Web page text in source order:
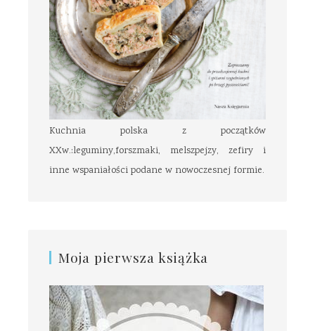
Kuchnia polska z początków
XXw.:leguminy,forszmaki, melszpejzy, zefiry i
inne wspaniałości podane w nowoczesnej formie.
Moja pierwsza książka